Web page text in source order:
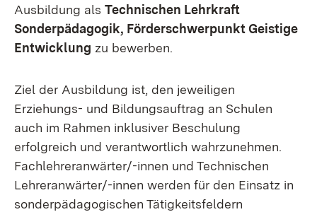
Ausbildung als Technischen Lehrkraft
Sonderpädagogik, Förderschwerpunkt Geistige
Entwicklung zu bewerben.
Ziel der Ausbildung ist, den jeweiligen
Erziehungs- und Bildungsauftrag an Schulen
auch im Rahmen inklusiver Beschulung
erfolgreich und verantwortlich wahrzunehmen.
Fachlehreranwärter/-innen und Technischen
Lehreranwärter/-innen werden für den Einsatz in
sonderpädagogischen Tätigkeitsfeldern